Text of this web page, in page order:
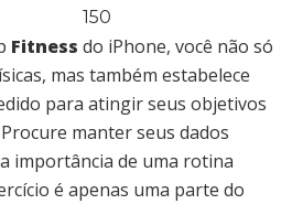
150
Fitness do iPhone, você não só
mas também estabelece
para atingir seus objetivos
manter seus dados
importância de uma rotina
é apenas uma parte do